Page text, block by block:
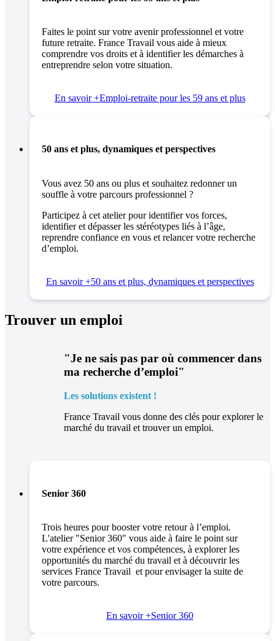
Faites le point sur votre avenir professionnel et votre
future retraite. France Travail vous aide à mieux
comprendre vos droits et à identifier les démarches à
entreprendre selon votre situation.
En savoir +Emploi-retraite pour les 59 ans et plus
50 ans et plus, dynamiques et perspectives
Vous avez 50 ans ou plus et souhaitez redonner un
souffle à votre parcours professionnel ?
Participez à cet atelier pour identifier vos forces,
identifier et dépasser les stéréotypes liés à l’âge,
reprendre confiance en vous et relancer votre recherche
d’emploi.
En savoir +50 ans et plus, dynamiques et perspectives
Trouver un emploi
"Je ne sais pas par où commencer dans
ma recherche d’emploi"
Les solutions existent !
France Travail vous donne des clés pour explorer le
marché du travail et trouver un emploi.
Senior 360
Trois heures pour booster votre retour à l’emploi.
L'atelier "Senior 360" vous aide à faire le point sur
votre expérience et vos compétences, à explorer les
opportunités du marché du travail et à découvrir les
services France Travail et pour envisager la suite de
votre parcours.
En savoir +Senior 360